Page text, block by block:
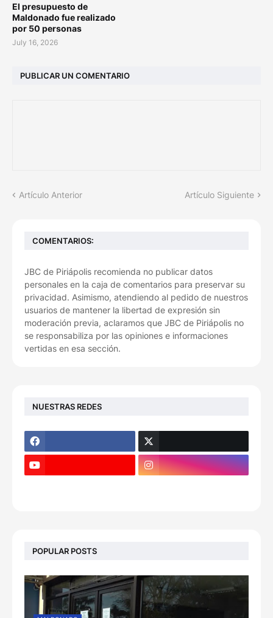
El presupuesto de
Maldonado fue realizado
por 50 personas
July 16, 2026
PUBLICAR UN COMENTARIO
Artículo Anterior Artículo Siguiente
COMENTARIOS:
JBC de Piriápolis recomienda no publicar datos
personales en la caja de comentarios para preservar su
privacidad. Asimismo, atendiendo al pedido de nuestros
usuarios de mantener la libertad de expresión sin
moderación previa, aclaramos que JBC de Piriápolis no
se responsabiliza por las opiniones e informaciones
vertidas en esa sección.
NUESTRAS REDES
POPULAR POSTS